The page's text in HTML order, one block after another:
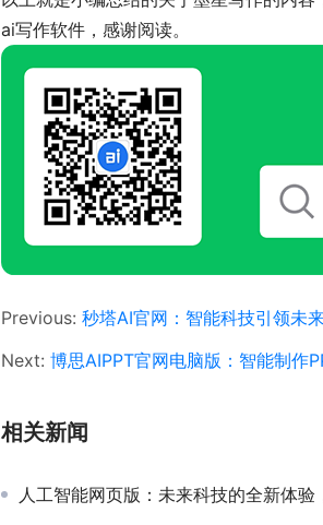
ai写作软件，感谢阅读。
Previous: 秒塔AI官网：智能科技引领未
Next: 博思AIPPT官网电脑版：智能制作
相关新闻
人工智能网页版：未来科技的全新体验，人工智能网页